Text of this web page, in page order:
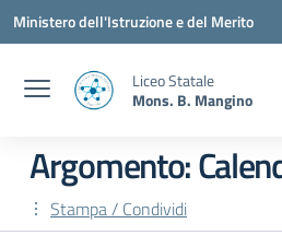
Vai ai contenuti
Vai al menu di navigazione
Vai al footer
Ministero dell'Istruzione e del Merito
Liceo Statale
Mons. B. Mangino
Argomento:
Stampa / Condividi